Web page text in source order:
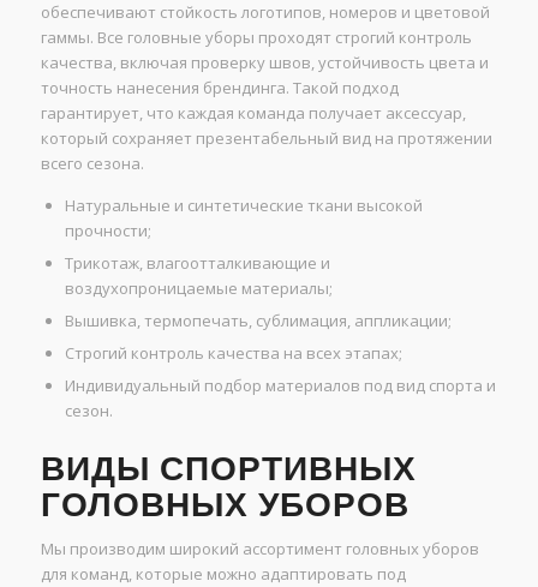
обеспечивают стойкость логотипов, номеров и цветовой
гаммы. Все головные уборы проходят строгий контроль
качества, включая проверку швов, устойчивость цвета и
точность нанесения брендинга. Такой подход
гарантирует, что каждая команда получает аксессуар,
который сохраняет презентабельный вид на протяжении
всего сезона.
Натуральные и синтетические ткани высокой
прочности;
Трикотаж, влагоотталкивающие и
воздухопроницаемые материалы;
Вышивка, термопечать, сублимация, аппликации;
Строгий контроль качества на всех этапах;
Индивидуальный подбор материалов под вид спорта и
сезон.
ВИДЫ СПОРТИВНЫХ
ГОЛОВНЫХ УБОРОВ
Мы производим широкий ассортимент головных уборов
для команд, которые можно адаптировать под